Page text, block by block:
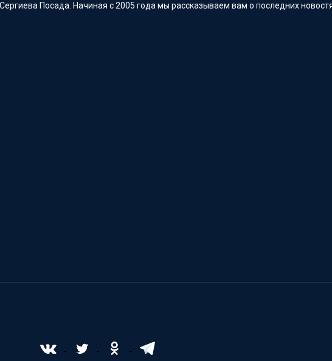
Посада. Начиная с 2005 года мы рассказываем вам о последних